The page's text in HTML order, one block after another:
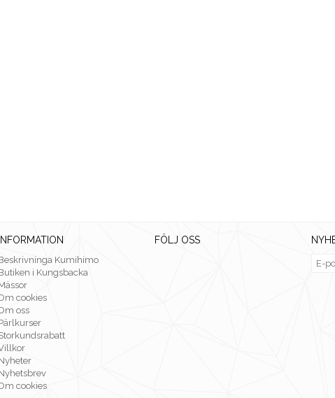
INFORMATION
Kumihimo
i Kungsbacka
cookies
oss
cookies
FÖLJ OSS